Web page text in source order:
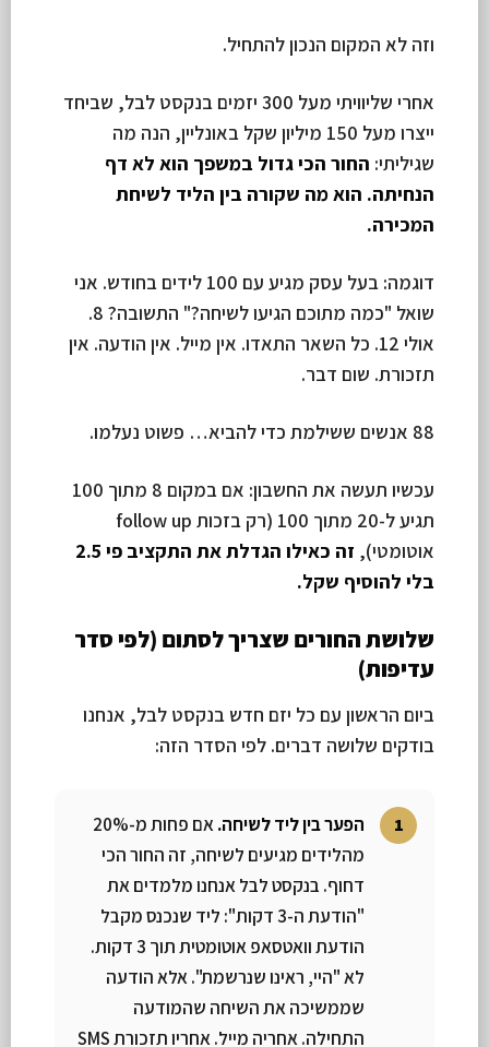
וזה לא המקום הנכון להתחיל.
אחרי שליוויתי מעל 300 יזמים בנקסט לבל, שביחד
ייצרו מעל 150 מיליון שקל באונליין, הנה מה
שגיליתי: החור הכי גדול במשפך הוא לא דף
הנחיתה. הוא מה שקורה בין הליד לשיחת
המכירה.
דוגמה: בעל עסק מגיע עם 100 לידים בחודש. אני
שואל "כמה מתוכם הגיעו לשיחה?" התשובה? 8.
אולי 12. כל השאר התאדו. אין מייל. אין הודעה. אין
תזכורת. שום דבר.
88 אנשים ששילמת כדי להביא… פשוט נעלמו.
עכשיו תעשה את החשבון: אם במקום 8 מתוך 100
תגיע ל-20 מתוך 100 (רק בזכות follow up
אוטומטי),
זה כאילו הגדלת את התקציב פי 2.5
בלי להוסיף שקל.
שלושת החורים שצריך לסתום (לפי סדר
עדיפות)
ביום הראשון עם כל יזם חדש בנקסט לבל, אנחנו
בודקים שלושה דברים. לפי הסדר הזה:
הפער בין ליד לשיחה.
אם פחות מ-20%
מהלידים מגיעים לשיחה, זה החור הכי
דחוף. בנקסט לבל אנחנו מלמדים את
"הודעת ה-3 דקות": ליד שנכנס מקבל
הודעת וואטסאפ אוטומטית תוך 3 דקות.
לא "היי, ראינו שנרשמת". אלא הודעה
שממשיכה את השיחה שהמודעה
התחילה. אחריה מייל. אחריו תזכורת SMS